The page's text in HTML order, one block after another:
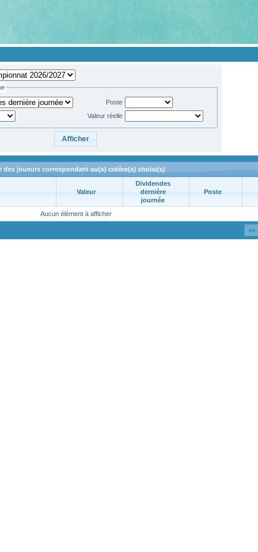
Poste
Valeur réelle
des joueurs correspondant au(x) critère(s) choisi(s)
Valeur
Dividendes
dernière
journée
Poste
Aucun élément à afficher
<<